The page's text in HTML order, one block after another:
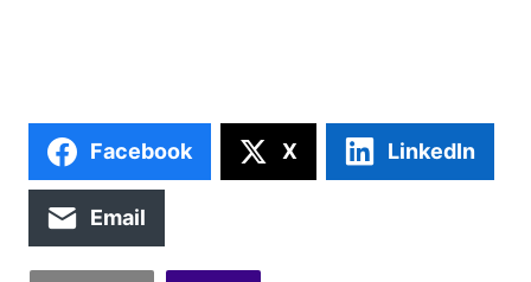
Facebook X LinkedIn
Email